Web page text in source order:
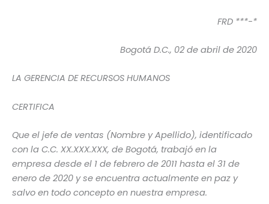
FRD ***-*
Bogotá D.C., 02 de abril de 2020
LA GERENCIA DE RECURSOS HUMANOS
CERTIFICA
Que el jefe de ventas (Nombre y Apellido), identificado
con la C.C. XX.XXX.XXX, de Bogotá, trabajó en la
empresa desde el 1 de febrero de 2011 hasta el 31 de
enero de 2020 y se encuentra actualmente en paz y
salvo en todo concepto en nuestra empresa.